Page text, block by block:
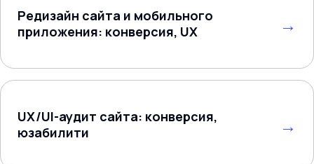
Редизайн сайта и мобильного
приложения: конверсия, UX
UX/UI-аудит сайта: конверсия,
юзабилити